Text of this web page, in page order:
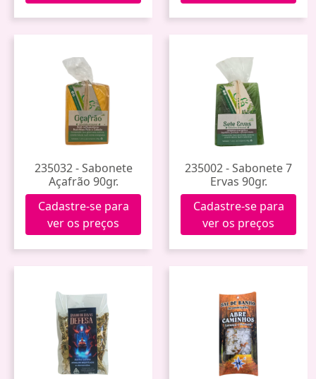
235032 - Sabonete
Açafrão 90gr.
Cadastre-se para
ver os preços
235002 - Sabonete 7
Ervas 90gr.
Cadastre-se para
ver os preços